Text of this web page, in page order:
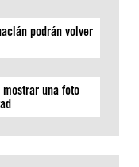
podrán volver
una foto